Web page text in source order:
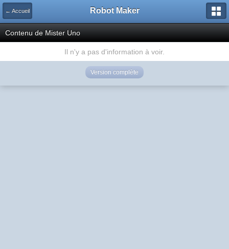
← Accueil Robot Maker
Contenu de Mister Uno
Il n'y a pas d'information à voir.
Version complète